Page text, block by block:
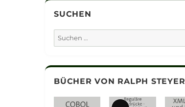
SUCHEN
Suchen
nach:
BÜCHER VON RALPH STEYER